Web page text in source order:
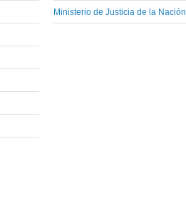
Ministerio de Justicia de la Nación